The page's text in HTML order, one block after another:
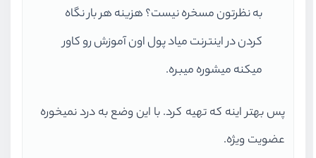
به نظرتون مسخره نیست؟ هزینه هر بار نگاه
کردن در اینترنت میاد پول اون آموزش رو کاور
میکنه میشوره میبره.
پس بهتر اینه که تهیه کرد. با این وضع به درد نمیخوره
عضویت ویژه.